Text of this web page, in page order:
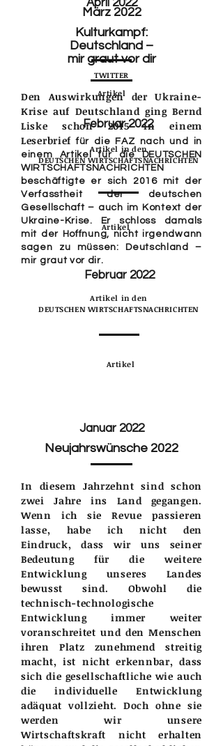
TWITTER
Artikel
Februar 2022
Artikel in den
DEUTSCHEN WIRTSCHAFTSNACHRICHTEN
Artikel
Februar 2022
Artikel in den
DEUTSCHEN WIRTSCHAFTSNACHRICHTEN
Artikel
Januar 2022
Neujahrswünsche 2022
In diesem Jahrzehnt sind schon
zwei Jahre ins Land gegangen.
Wenn ich sie Revue passieren
lasse, habe ich nicht den
Eindruck, dass wir uns seiner
Bedeutung für die weitere
Entwicklung unseres Landes
bewusst sind. Obwohl die
technisch-technologische
Entwicklung immer weiter
voranschreitet und den Menschen
ihren Platz zunehmend streitig
macht, ist nicht erkennbar, dass
sich die gesellschaftliche wie auch
die individuelle Entwicklung
adäquat vollzieht. Doch ohne sie
werden wir unsere
Wirtschaftskraft nicht erhalten
März 2022
Kulturkampf:
Deutschland –
mir graut vor dir
Den Auswirkungen der Ukraine-
Krise auf Deutschland ging Bernd
Liske schon 2015 in einem
Leserbrief für die FAZ nach und in
einem Artikel für die DEUTSCHEN
WIRTSCHAFTSNACHRICHTEN
beschäftigte er sich 2016 mit der
Verfasstheit der deutschen
Gesellschaft – auch im Kontext der
Ukraine-Krise. Er schloss damals
mit der Hoffnung, nicht irgendwann
sagen zu müssen: Deutschland –
mir graut vor dir.